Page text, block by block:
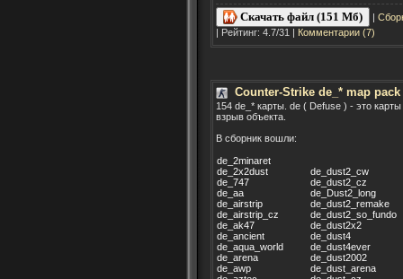
Скачать файл (151 Мб) |
| Рейтинг: 4.7/31 | Комментарии (7)
Counter-Strike de_* map
154 de_* карты. de ( Defuse ) - это
взрыв объекта.
В сборник вошли:
de_2minaret
de_2x2dust
de_747
de_aa
de_airstrip
de_airstrip_cz
de_ak47
de_ancient
de_aqua_world
de_arena
de_awp
de_dust2_cw
de_dust2_cz
de_Dust2_long
de_dust2_remake
de_dust2_so_fundo
de_dust2x2
de_dust4
de_dust4ever
de_dust2002
de_dust_arena